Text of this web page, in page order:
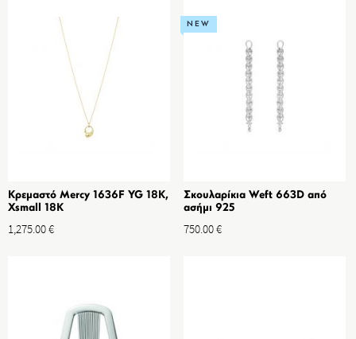
Κρεμαστό Mercy 1636F YG 18K,
Xsmall 18K
1,275.00€
NEW
Σκουλαρίκια Weft 663D από
ασήμι 925
750.00€